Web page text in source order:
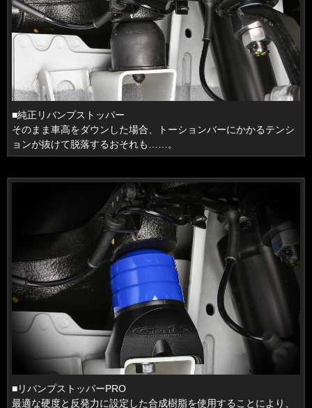
■純正リバンプストッパー
そのまま車高をダウンした場合、トーションバーにかかるテンシ
ョンが抜けて脱落するおそれも……。
■リバンプストッパーPRO
最適な硬度と反発力に設定した合成樹脂を使用することにより、